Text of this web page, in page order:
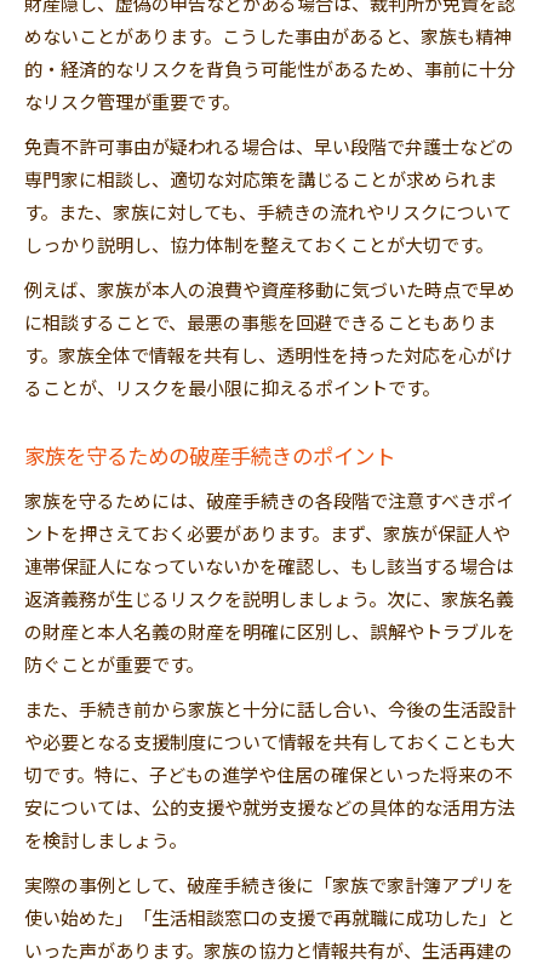
めないことがあります。こうした事由があると、家族も精神
的・経済的なリスクを背負う可能性があるため、事前に十分
なリスク管理が重要です。
免責不許可事由が疑われる場合は、早い段階で弁護士などの
専門家に相談し、適切な対応策を講じることが求められま
す。また、家族に対しても、手続きの流れやリスクについて
しっかり説明し、協力体制を整えておくことが大切です。
例えば、家族が本人の浪費や資産移動に気づいた時点で早め
に相談することで、最悪の事態を回避できることもありま
す。家族全体で情報を共有し、透明性を持った対応を心がけ
ることが、リスクを最小限に抑えるポイントです。
家族を守るための破産手続きのポイント
家族を守るためには、破産手続きの各段階で注意すべきポイ
ントを押さえておく必要があります。まず、家族が保証人や
連帯保証人になっていないかを確認し、もし該当する場合は
返済義務が生じるリスクを説明しましょう。次に、家族名義
の財産と本人名義の財産を明確に区別し、誤解やトラブルを
防ぐことが重要です。
また、手続き前から家族と十分に話し合い、今後の生活設計
や必要となる支援制度について情報を共有しておくことも大
切です。特に、子どもの進学や住居の確保といった将来の不
安については、公的支援や就労支援などの具体的な活用方法
を検討しましょう。
実際の事例として、破産手続き後に「家族で家計簿アプリを
使い始めた」「生活相談窓口の支援で再就職に成功した」と
いった声があります。家族の協力と情報共有が、生活再建の